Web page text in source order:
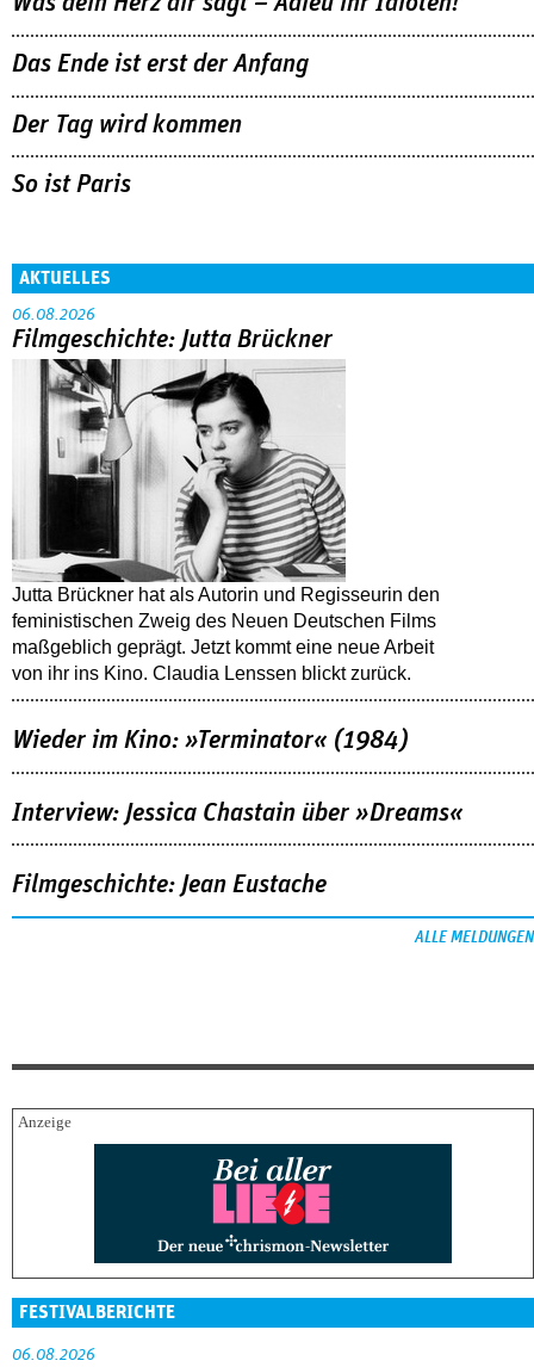
Das Ende ist erst der Anfang
Der Tag wird kommen
So ist Paris
AKTUELLES
06.08.2026
Filmgeschichte: Jutta Brückner
Jutta Brückner hat als Autorin und Regisseurin den
feministischen Zweig des Neuen Deutschen Films
maßgeblich geprägt. Jetzt kommt eine neue Arbeit
von ihr ins Kino. Claudia Lenssen blickt zurück.
Wieder im Kino: »Terminator« (1984)
Interview: Jessica Chastain über »Dreams«
Filmgeschichte: Jean Eustache
ALLE MELDUNGEN
FESTIVALBERICHTE
06.08.2026